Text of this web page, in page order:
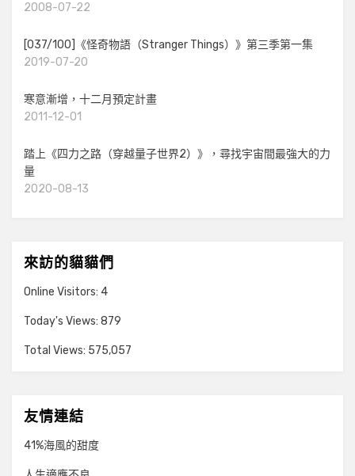
2008-07-22
[037/100]《怪奇物語（Stranger Things）》第三季第一集
2019-07-20
寒意漸增，十二月預定計畫
2011-12-01
踏上《四力之路（穿越量子世界2）》，尋找宇宙間最強大的力
量
2020-08-13
來訪的貓貓們
Online Visitors: 4
Today's Views: 879
Total Views: 575,057
友情連結
41%海風的甜度